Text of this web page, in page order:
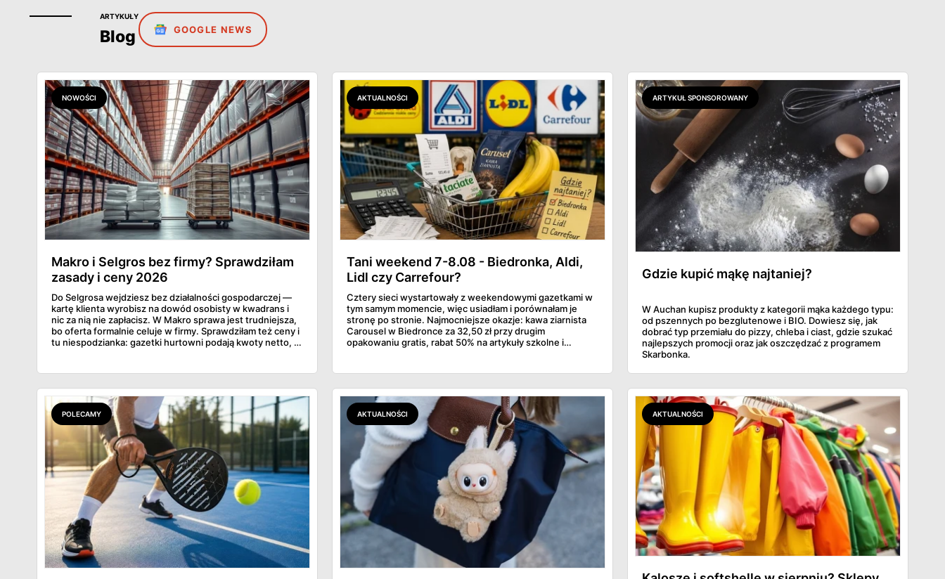
ARTYKUŁY
Blog GOOGLE NEWS
NOWOŚCI
Makro i Selgros bez firmy? Sprawdziłam
zasady i ceny 2026
Do Selgrosa wejdziesz bez działalności gospodarczej —
kartę klienta wyrobisz na dowód osobisty w kwadrans i
nic za nią nie zapłacisz. W Makro sprawa jest trudniejsza,
bo oferta formalnie celuje w firmy. Sprawdziłam też ceny i
tu niespodzianka: gazetki hurtowni podają kwoty netto, a
Makro ponad dwa razy więcej niż w weekendowej
promocji dyskontu.
AKTUALNOŚCI
Tani weekend 7-8.08 - Biedronka, Aldi,
Lidl czy Carrefour?
Cztery sieci wystartowały z weekendowymi gazetkami w
tym samym momencie, więc usiadłam i porównałam je
stronę po stronie. Najmocniejsze okazje: kawa ziarnista
Carousel w Biedronce za 32,50 zł przy drugim
opakowaniu gratis, rabat 50% na artykuły szkolne i
odpowiada masłem za 2,99 zł. Werdykt w skrócie:
najwięcej wyciśniesz z Biedronki, po świeże warzywa jedź
do Aldi.
ARTYKUŁ SPONSOROWANY
Gdzie kupić mąkę najtaniej?
W Auchan kupisz produkty z kategorii mąka każdego typu:
od pszennych po bezglutenowe i BIO. Dowiesz się, jak
dobrać typ przemiału do pizzy, chleba i ciast, gdzie szukać
najlepszych promocji oraz jak oszczędzać z programem
Skarbonka.
POLECAMY AKTUALNOŚCI AKTUALNOŚCI